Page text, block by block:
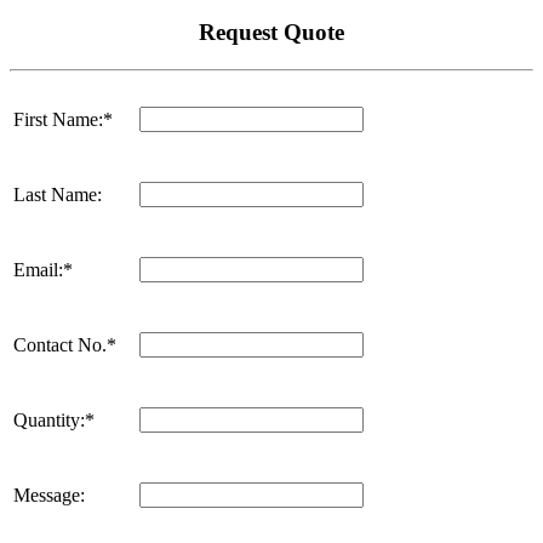
Request Quote
First Name:*
Last Name:
Email:*
Contact No.*
Quantity:*
Message: